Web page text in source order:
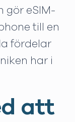
gör eSIM-
till en
fördelar
har i
att